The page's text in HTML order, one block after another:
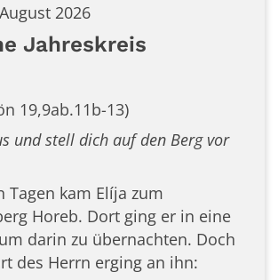
2026
Jahreskreis
19,9ab.11b-13)
und stell dich auf den Berg vor
Tagen kam Elíja zum
Horeb. Dort ging er in eine
darin zu übernachten. Doch
des Herrn erging an ihn: